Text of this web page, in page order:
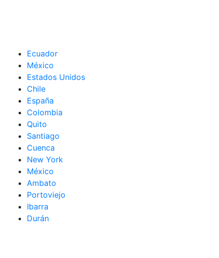
Ecuador
México
Estados Unidos
Chile
España
Colombia
Quito
Santiago
Cuenca
New York
México
Ambato
Portoviejo
Ibarra
Durán